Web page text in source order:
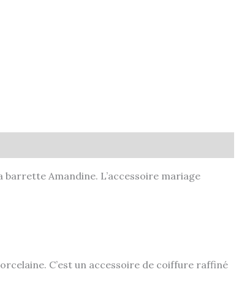
Amandine. L’accessoire mariage
C’est un accessoire de coiffure raffiné